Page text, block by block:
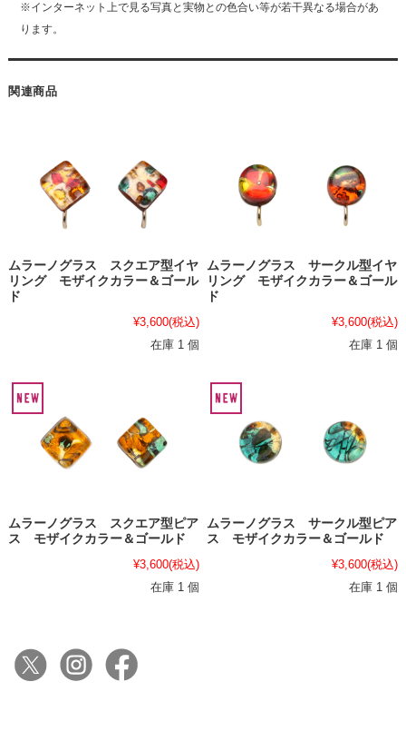
※インターネット上で見る写真と実物との色合い等が若干異なる場合があ
ります。
関連商品
ムラーノグラス スクエア型イヤ
リング モザイクカラー＆ゴール
ド
¥3,600(税込)
在庫 1 個
ムラーノグラス サークル型イヤ
リング モザイクカラー＆ゴール
ド
¥3,600(税込)
在庫 1 個
ムラーノグラス スクエア型ピア
ス モザイクカラー＆ゴールド
¥3,600(税込)
在庫 1 個
ムラーノグラス サークル型ピア
ス モザイクカラー＆ゴールド
¥3,600(税込)
在庫 1 個